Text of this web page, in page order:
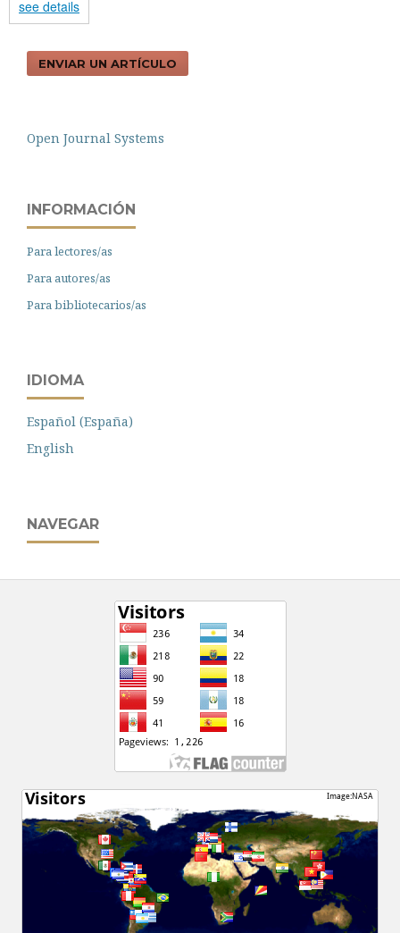
see details
ENVIAR UN ARTÍCULO
Open Journal Systems
INFORMACIÓN
Para lectores/as
Para autores/as
Para bibliotecarios/as
IDIOMA
Español (España)
English
NAVEGAR